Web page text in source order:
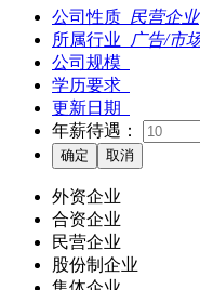
公司性质 民营企业
所属行业 广告/市
公司规模
学历要求
更新日期
年薪待遇：
外资企业
合资企业
民营企业
股份制企业